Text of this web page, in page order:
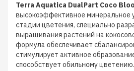
Terra Aquatica DualPart Coco
высокоэффективное минеральное
стадии цветения, специально
выращивания растений на
формула обеспечивает
стимулирует активное
способствует обильному цветению.